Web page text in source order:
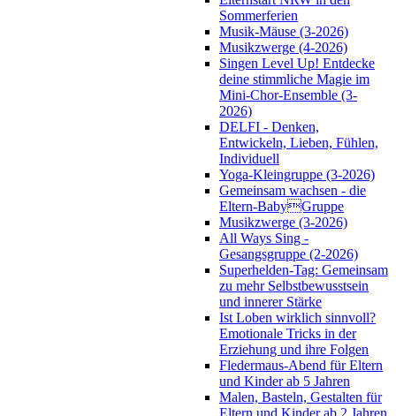
Sommerferien
Musik-Mäuse (3-2026)
Musikzwerge (4-2026)
Singen Level Up! Entdecke
deine stimmliche Magie im
Mini-Chor-Ensemble (3-
2026)
DELFI - Denken,
Entwickeln, Lieben, Fühlen,
Individuell
Yoga-Kleingruppe (3-2026)
Gemeinsam wachsen - die
Eltern-BabyGruppe
Musikzwerge (3-2026)
All Ways Sing -
Gesangsgruppe (2-2026)
Superhelden-Tag: Gemeinsam
zu mehr Selbstbewusstsein
und innerer Stärke
Ist Loben wirklich sinnvoll?
Emotionale Tricks in der
Erziehung und ihre Folgen
Fledermaus-Abend für Eltern
und Kinder ab 5 Jahren
Malen, Basteln, Gestalten für
Eltern und Kinder ab 2 Jahren